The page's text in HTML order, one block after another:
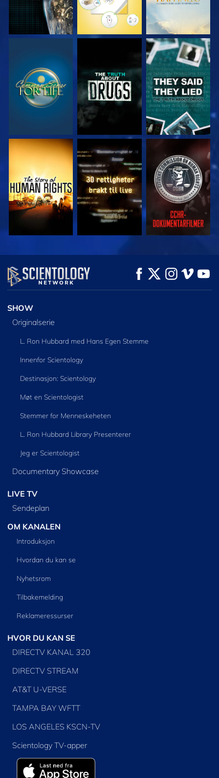
SE SE
SE SE SE
SE UTFORSK SERIEN
SHOW
Originalserie
L. Ron Hubbard med Hans Egen Stemme
Innenfor Scientology
Destinasjon: Scientology
Møt en Scientologist
Stemmer for Menneskeheten
L. Ron Hubbard Library Presenterer
Jeg er Scientologist
Documentary Showcase
LIVE TV
Sendeplan
OM KANALEN
Introduksjon
Hvordan du kan se
Nyhetsrom
Tilbakemelding
Reklameressurser
HVOR DU KAN SE
DIRECTV KANAL 320
DIRECTV STREAM
AT&T U-VERSE
TAMPA BAY WFTT
LOS ANGELES KSCN-TV
Scientology TV-apper